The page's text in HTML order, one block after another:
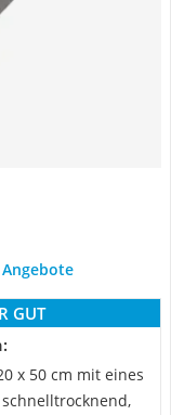
GUT
x 50 cm mit eines